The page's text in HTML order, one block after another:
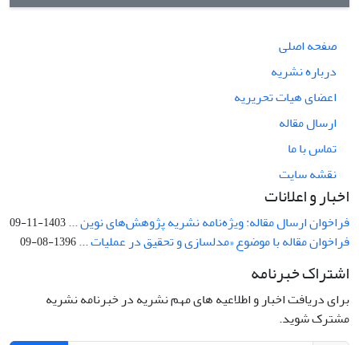
صفحه اصلی
درباره نشریه
اعضای هیات تحریریه
ارسال مقاله
تماس با ما
نقشه سایت
اخبار و اعلانات
فراخوان ارسال مقاله: ویژه‌نامه نشریه پژوهش‌های نوین ...1403-11-09
فراخوان مقاله با موضوع «مدلسازی و تحقیق در عملیات ...1396-08-09
اشتراک خبرنامه
برای دریافت اخبار و اطلاعیه های مهم نشریه در خبرنامه نشریه
مشترک شوید.